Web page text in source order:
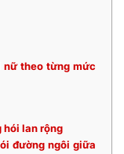
nữ theo từng mức
hói lan rộng
đường ngôi giữa